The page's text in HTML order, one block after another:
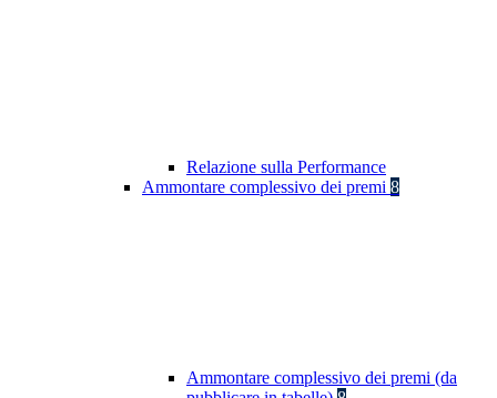
Relazione sulla Performance
Ammontare complessivo dei premi 8
Ammontare complessivo dei premi (da